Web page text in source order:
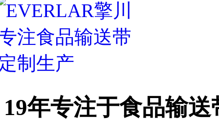
19年专注于食品输送